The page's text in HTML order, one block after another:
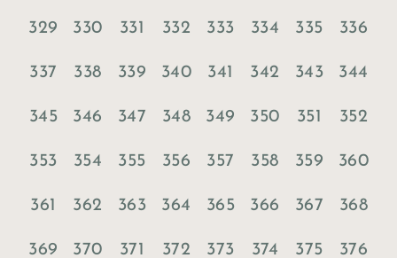
329 330 331 332 333 334 335 336
337 338 339 340 341 342 343 344
345 346 347 348 349 350 351 352
353 354 355 356 357 358 359 360
361 362 363 364 365 366 367 368
369 370 371 372 373 374 375 376